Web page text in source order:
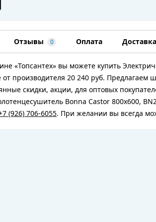
Отзывы 0 Оплата Доставка
«Топсантех» вы можете купить
производителя 20 240 руб. Предлагаем
скидки, акции, для оптовых
Bonna Castor 800x600,
(926) 706-6055. При желании вы всегда